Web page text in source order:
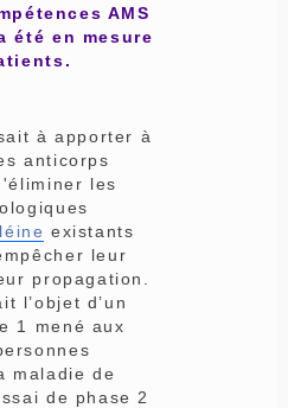
AMS
été en mesure
à apporter à
anticorps
les
existants
leur
propagation.
l’objet d’un
1 mené aux
maladie de
de phase 2